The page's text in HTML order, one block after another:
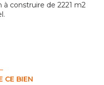
à construire de 2221 m2
CE BIEN